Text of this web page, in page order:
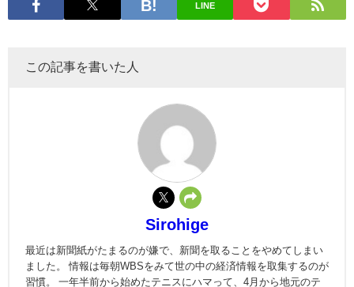
LINE
この記事を書いた人
Sirohige
最近は新聞紙がたまるのが嫌で、新聞を取ることをやめてしまい
ました。 情報は毎朝WBSをみて世の中の経済情報を取集するのが
習慣。 一年半前から始めたテニスにハマって、4月から地元のテ